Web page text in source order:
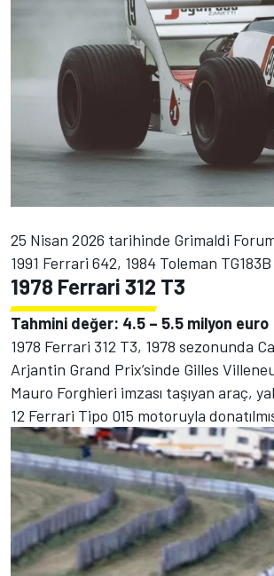
TÜRK SPORCULAR
25 Nisan 2026 tarihinde Grimaldi
1991 Ferrari 642, 1984 Toleman
1978 Ferrari 312 T3
Tahmini değer: 4.5 – 5.5 milyon euro
1978 Ferrari 312 T3, 1978 sezonunda
Arjantin Grand Prix’sinde Gilles
Mauro Forghieri imzası taşıyan araç,
12 Ferrari Tipo 015 motoruyla